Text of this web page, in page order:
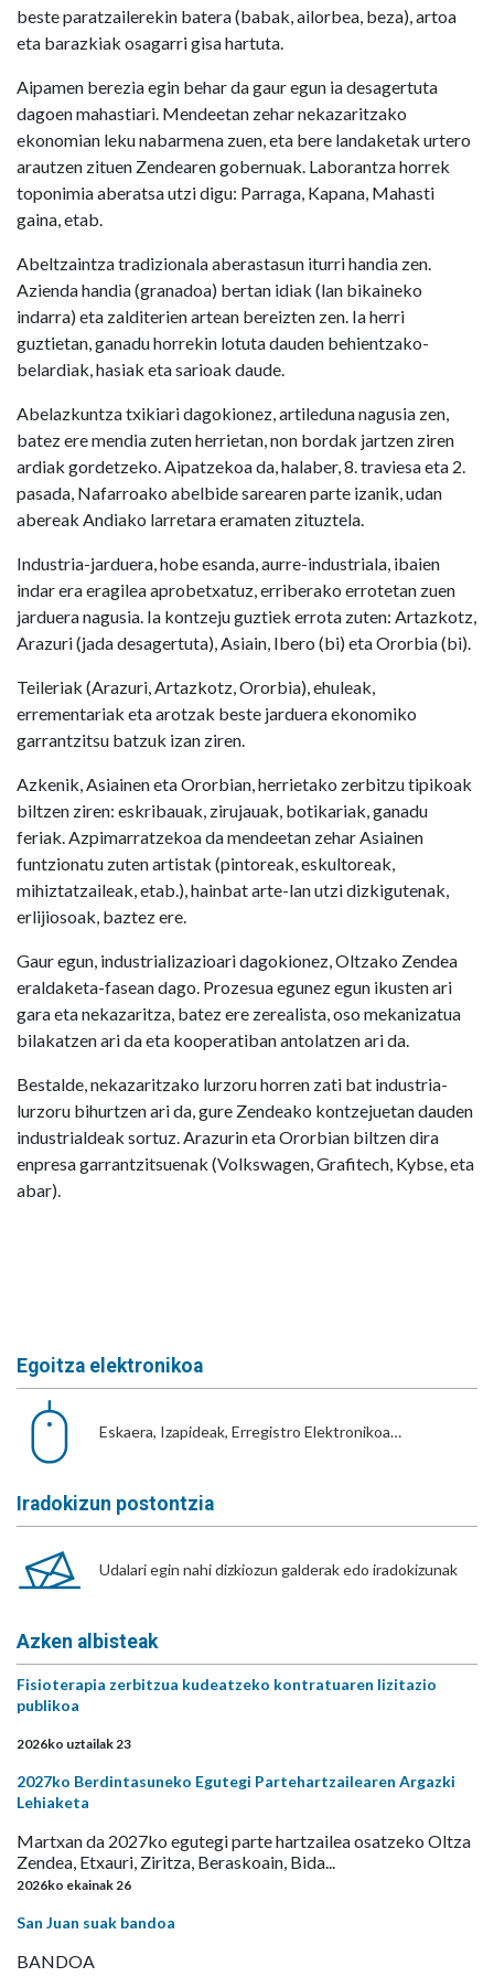
beste paratzailerekin batera (babak, ailorbea, beza), artoa
eta barazkiak osagarri gisa hartuta.
Aipamen berezia egin behar da gaur egun ia desagertuta
dagoen mahastiari. Mendeetan zehar nekazaritzako
ekonomian leku nabarmena zuen, eta bere landaketak urtero
arautzen zituen Zendearen gobernuak. Laborantza horrek
toponimia aberatsa utzi digu: Parraga, Kapana, Mahasti
gaina, etab.
Abeltzaintza tradizionala aberastasun iturri handia zen.
Azienda handia (granadoa) bertan idiak (lan bikaineko
indarra) eta zalditerien artean bereizten zen. Ia herri
guztietan, ganadu horrekin lotuta dauden behientzako-
belardiak, hasiak eta sarioak daude.
Abelazkuntza txikiari dagokionez, artileduna nagusia zen,
batez ere mendia zuten herrietan, non bordak jartzen ziren
ardiak gordetzeko. Aipatzekoa da, halaber, 8. traviesa eta 2.
pasada, Nafarroako abelbide sarearen parte izanik, udan
abereak Andiako larretara eramaten zituztela.
Industria-jarduera, hobe esanda, aurre-industriala, ibaien
indar era eragilea aprobetxatuz, erriberako errotetan zuen
jarduera nagusia. Ia kontzeju guztiek errota zuten: Artazkotz,
Arazuri (jada desagertuta), Asiain, Ibero (bi) eta Ororbia (bi).
Teileriak (Arazuri, Artazkotz, Ororbia), ehuleak,
errementariak eta arotzak beste jarduera ekonomiko
garrantzitsu batzuk izan ziren.
Azkenik, Asiainen eta Ororbian, herrietako zerbitzu tipikoak
biltzen ziren: eskribauak, zirujauak, botikariak, ganadu
feriak. Azpimarratzekoa da mendeetan zehar Asiainen
funtzionatu zuten artistak (pintoreak, eskultoreak,
mihiztatzaileak, etab.), hainbat arte-lan utzi dizkigutenak,
erlijiosoak, baztez ere.
Gaur egun, industrializazioari dagokionez, Oltzako Zendea
eraldaketa-fasean dago. Prozesua egunez egun ikusten ari
gara eta nekazaritza, batez ere zerealista, oso mekanizatua
bilakatzen ari da eta kooperatiban antolatzen ari da.
Bestalde, nekazaritzako lurzoru horren zati bat industria-
lurzoru bihurtzen ari da, gure Zendeako kontzejuetan dauden
industrialdeak sortuz. Arazurin eta Ororbian biltzen dira
enpresa garrantzitsuenak (Volkswagen, Grafitech, Kybse, eta
abar).
Egoitza elektronikoa
Eskaera, Izapideak, Erregistro Elektronikoa…
Iradokizun postontzia
Udalari egin nahi dizkiozun galderak edo iradokizunak
Azken albisteak
Fisioterapia zerbitzua kudeatzeko kontratuaren lizitazio
publikoa
2026ko uztailak 23
2027ko Berdintasuneko Egutegi Partehartzailearen Argazki
Lehiaketa
Martxan da 2027ko egutegi parte hartzailea osatzeko Oltza
Zendea, Etxauri, Ziritza, Beraskoain, Bida...
2026ko ekainak 26
San Juan suak bandoa
BANDOA